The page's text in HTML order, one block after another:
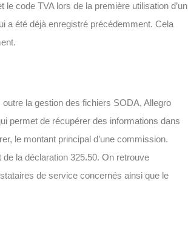
le code TVA lors de la première utilisation d’un
a été déjà enregistré précédemment. Cela
la gestion des fichiers SODA, Allegro
permet de récupérer des informations dans
le montant principal d’une commission.
la déclaration 325.50. On retrouve
de service concernés ainsi que le